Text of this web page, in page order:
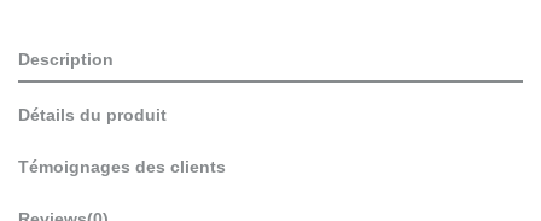
Description
Détails du produit
Témoignages des clients